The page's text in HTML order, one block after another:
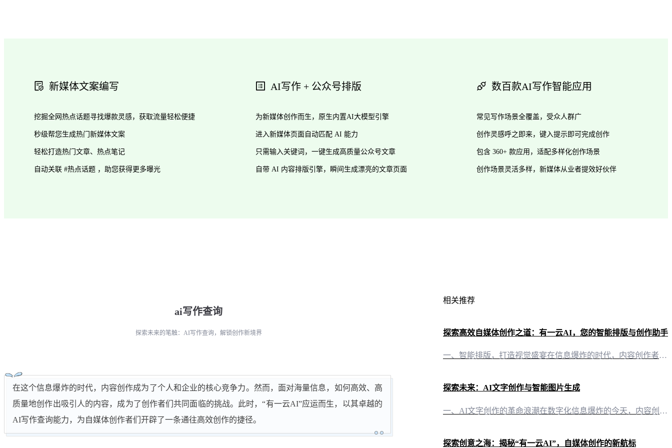
新媒体文案编写
挖掘全网热点话题寻找爆款灵感，获取流量轻松便捷
秒级帮您生成热门新媒体文案
轻松打造热门文章、热点笔记
自动关联 #热点话题 ，助您获得更多曝光
AI写作 + 公众号排版
为新媒体创作而生，原生内置AI大模型引擎
进入新媒体页面自动匹配 AI 能力
只需输入关键词，一键生成高质量公众号文章
自带 AI 内容排版引擎，瞬间生成漂亮的文章页面
数百款AI写作智能应用
常见写作场景全覆盖，受众人群广
创作灵感呼之即来，键入提示即可完成创作
包含 360+ 款应用，适配多样化创作场景
创作场景灵活多样，新媒体从业者提效好伙伴
ai写作查询
探索未来的笔触：AI写作查询，解锁创作新境界
在这个信息爆炸的时代，内容创作成为了个人和企业的核心竞争力。然而，面对海量信息，如何高效、高
质量地创作出吸引人的内容，成为了创作者们共同面临的挑战。此时，“有一云AI”应运而生，以其卓越的
AI写作查询能力，为自媒体创作者们开辟了一条通往高效创作的捷径。
相关推荐
探索高效自媒体创作之道：有一云AI，您的智能排版与创作助手
一、智能排版，打造视觉盛宴在信息爆炸的时代，内容创作者们都在追求一篇篇引人入胜的文章。而“有一云AI”正是为了满足这一需求而生。它不仅为自媒体创作者们提供了前沿的AI技术服务，更是将创作过程中的繁琐步骤自动化，让您的文章排版变得轻松而高效。 1. 数千款装修皮肤，个性化定制在“有一云AI”中，您将发现包含标题、内容、图文、分隔、引导等五大类的数千款装修皮肤。这些精心设计的皮肤能够为您的文章增色添
探索未来：AI文字创作与智能图片生成
一、AI文字创作的革命浪潮在数字化信息爆炸的今天，内容创作成为连接创作者与受众的桥梁。随着技术的不断进步，AI文字创作应运而生，为自媒体创作者们带来前所未有的便利。其中，有一云AI，这款创新型AI智能写作+排版软件，正引领着文字创作的革命浪潮。 二、文字与视觉的完美融合 1. AI智能排版，千款皮肤任你挑选在内容排版方面，有一云AI提供了包含标题、内容、图文、分隔、引导五大类的数千款装修皮肤。这
探索创意之海：揭秘“有一云AI”，自媒体创作的新航标